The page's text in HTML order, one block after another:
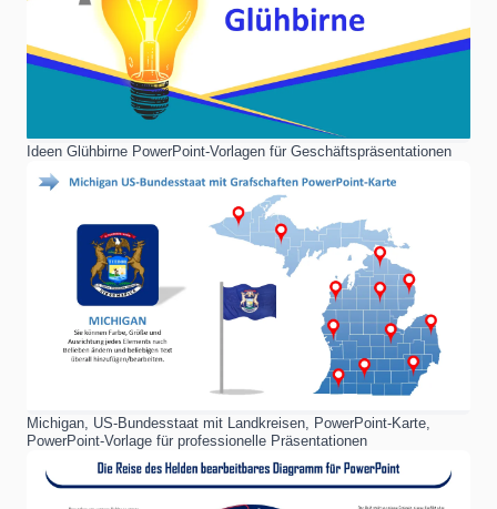
Ideen Glühbirne PowerPoint-Vorlagen für Geschäftspräsentationen
Michigan, US-Bundesstaat mit Landkreisen, PowerPoint-Karte,
PowerPoint-Vorlage für professionelle Präsentationen